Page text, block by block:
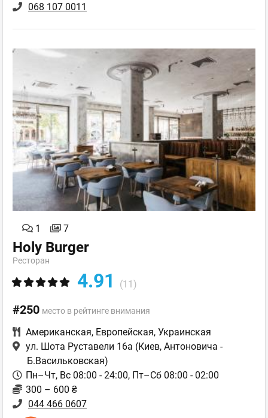
068 107 0011
1 7
Holy Burger
Ресторан
4.91 (11)
#250 место в рейтинге внимания
Американская, Европейская, Украинская
ул. Шота Руставели 16а (Киев, Антоновича -
Б.Васильковская)
Пн–Чт, Вс 08:00 - 24:00, Пт–Сб 08:00 - 02:00
300 – 600 ₴
044 466 0607